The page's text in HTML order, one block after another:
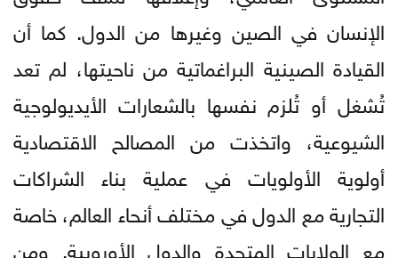
الإنسان في الصين وغيرها من الدول. كما أن
القيادة الصينية البراغماتية من ناحيتها، لم تعد
تُشغل أو تُلزم نفسها بالشعارات الأيديولوجية
الشيوعية، واتخذت من المصالح الاقتصادية
أولوية الأولويات في عملية بناء الشراكات
التجارية مع الدول في مختلف أنحاء العالم، خاصة
مع الولايات المتحدة والدول الأوروبية. ومن